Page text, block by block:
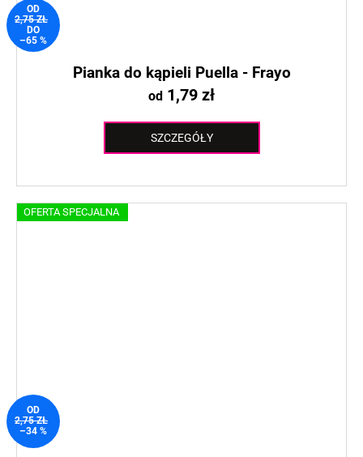
OD
2,75 ZŁ
DO
–65 %
Pianka do kąpieli Puella - Frayo
od 1,79 zł
SZCZEGÓŁY
OFERTA SPECJALNA
OD
2,75 ZŁ
–34 %